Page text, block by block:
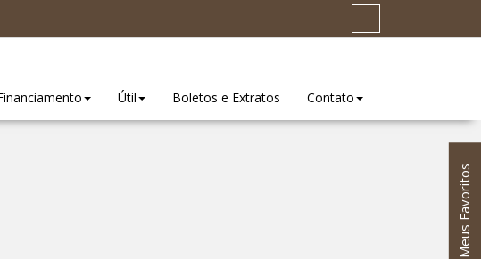
Útil Boletos e Extratos Contato
Meus Favoritos